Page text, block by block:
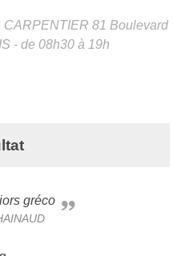
81 Boulevard
- de 08h30 à 19h
gréco